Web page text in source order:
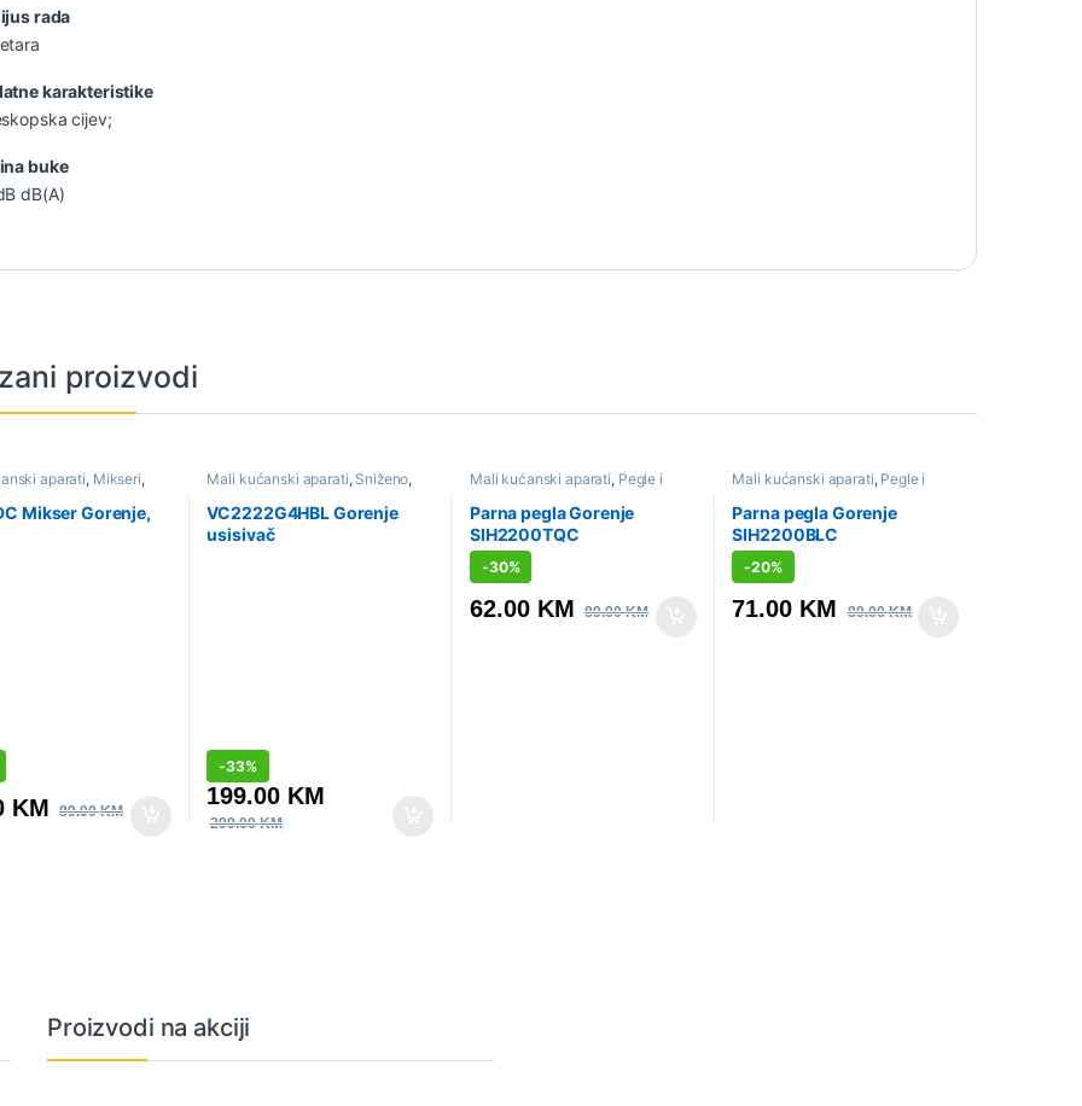
rada
karakteristike
cijev;
buke
dB(A)
proizvodi
aparati, Mikseri,
Mikser Gorenje,
KM 89.00KM
Mali kućanski aparati, Sniženo,
VC2222G4HBL Gorenje
usisivač
-33%
199.00 KM
299.00KM
Mali kućanski aparati, Pegle i
Sniženo
Parna pegla Gorenje
SIH2200TQC
-30%
62.00 KM 89.00KM
Mali kućanski aparati, Pegle i
Sniženo
Parna pegla Gorenje
SIH2200BLC
-20%
71.00 KM 89.00KM
Proizvodi na akciji